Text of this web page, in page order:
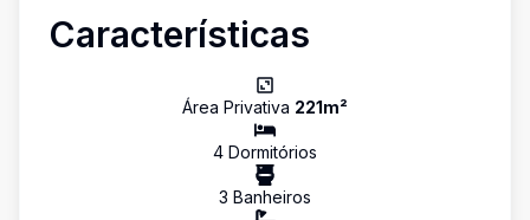
Características
Área Privativa 221m²
4 Dormitórios
3 Banheiros